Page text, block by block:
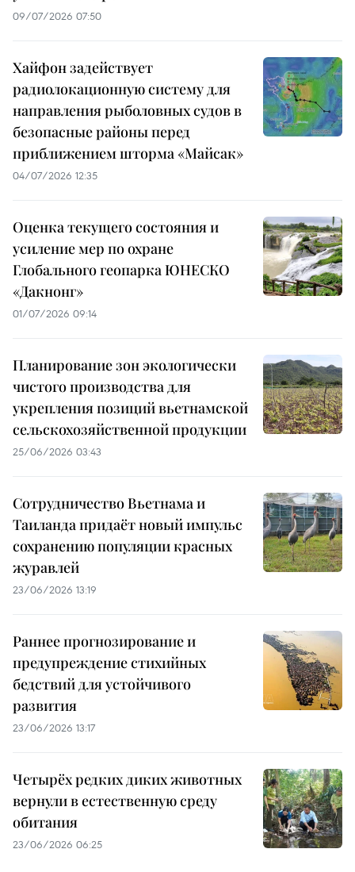
09/07/2026 07:50
Хайфон задействует
радиолокационную систему для
направления рыболовных судов в
безопасные районы перед
приближением шторма «Майсак»
04/07/2026 12:35
Оценка текущего состояния и
усиление мер по охране
Глобального геопарка ЮНЕСКО
«Дакнонг»
01/07/2026 09:14
Планирование зон экологически
чистого производства для
укрепления позиций вьетнамской
сельскохозяйственной продукции
25/06/2026 03:43
Сотрудничество Вьетнама и
Таиланда придаёт новый импульс
сохранению популяции красных
журавлей
23/06/2026 13:19
Раннее прогнозирование и
предупреждение стихийных
бедствий для устойчивого
развития
23/06/2026 13:17
Четырёх редких диких животных
вернули в естественную среду
обитания
23/06/2026 06:25